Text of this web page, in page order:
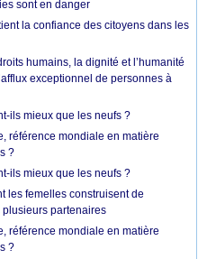
sont en danger
la confiance des citoyens dans les
humains, la dignité et l’humanité
exceptionnel de personnes à
ils mieux que les neufs ?
référence mondiale en matière
?
ils mieux que les neufs ?
les femelles construisent de
partenaires
référence mondiale en matière
?